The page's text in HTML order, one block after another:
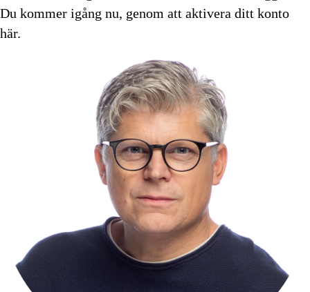
Du kommer igång nu, genom att aktivera ditt konto
här.